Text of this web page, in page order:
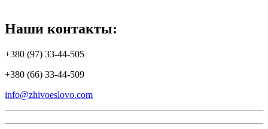
Наши контакты:
+380 (97) 33-44-505
+380 (66) 33-44-509
info@zhivoeslovo.com